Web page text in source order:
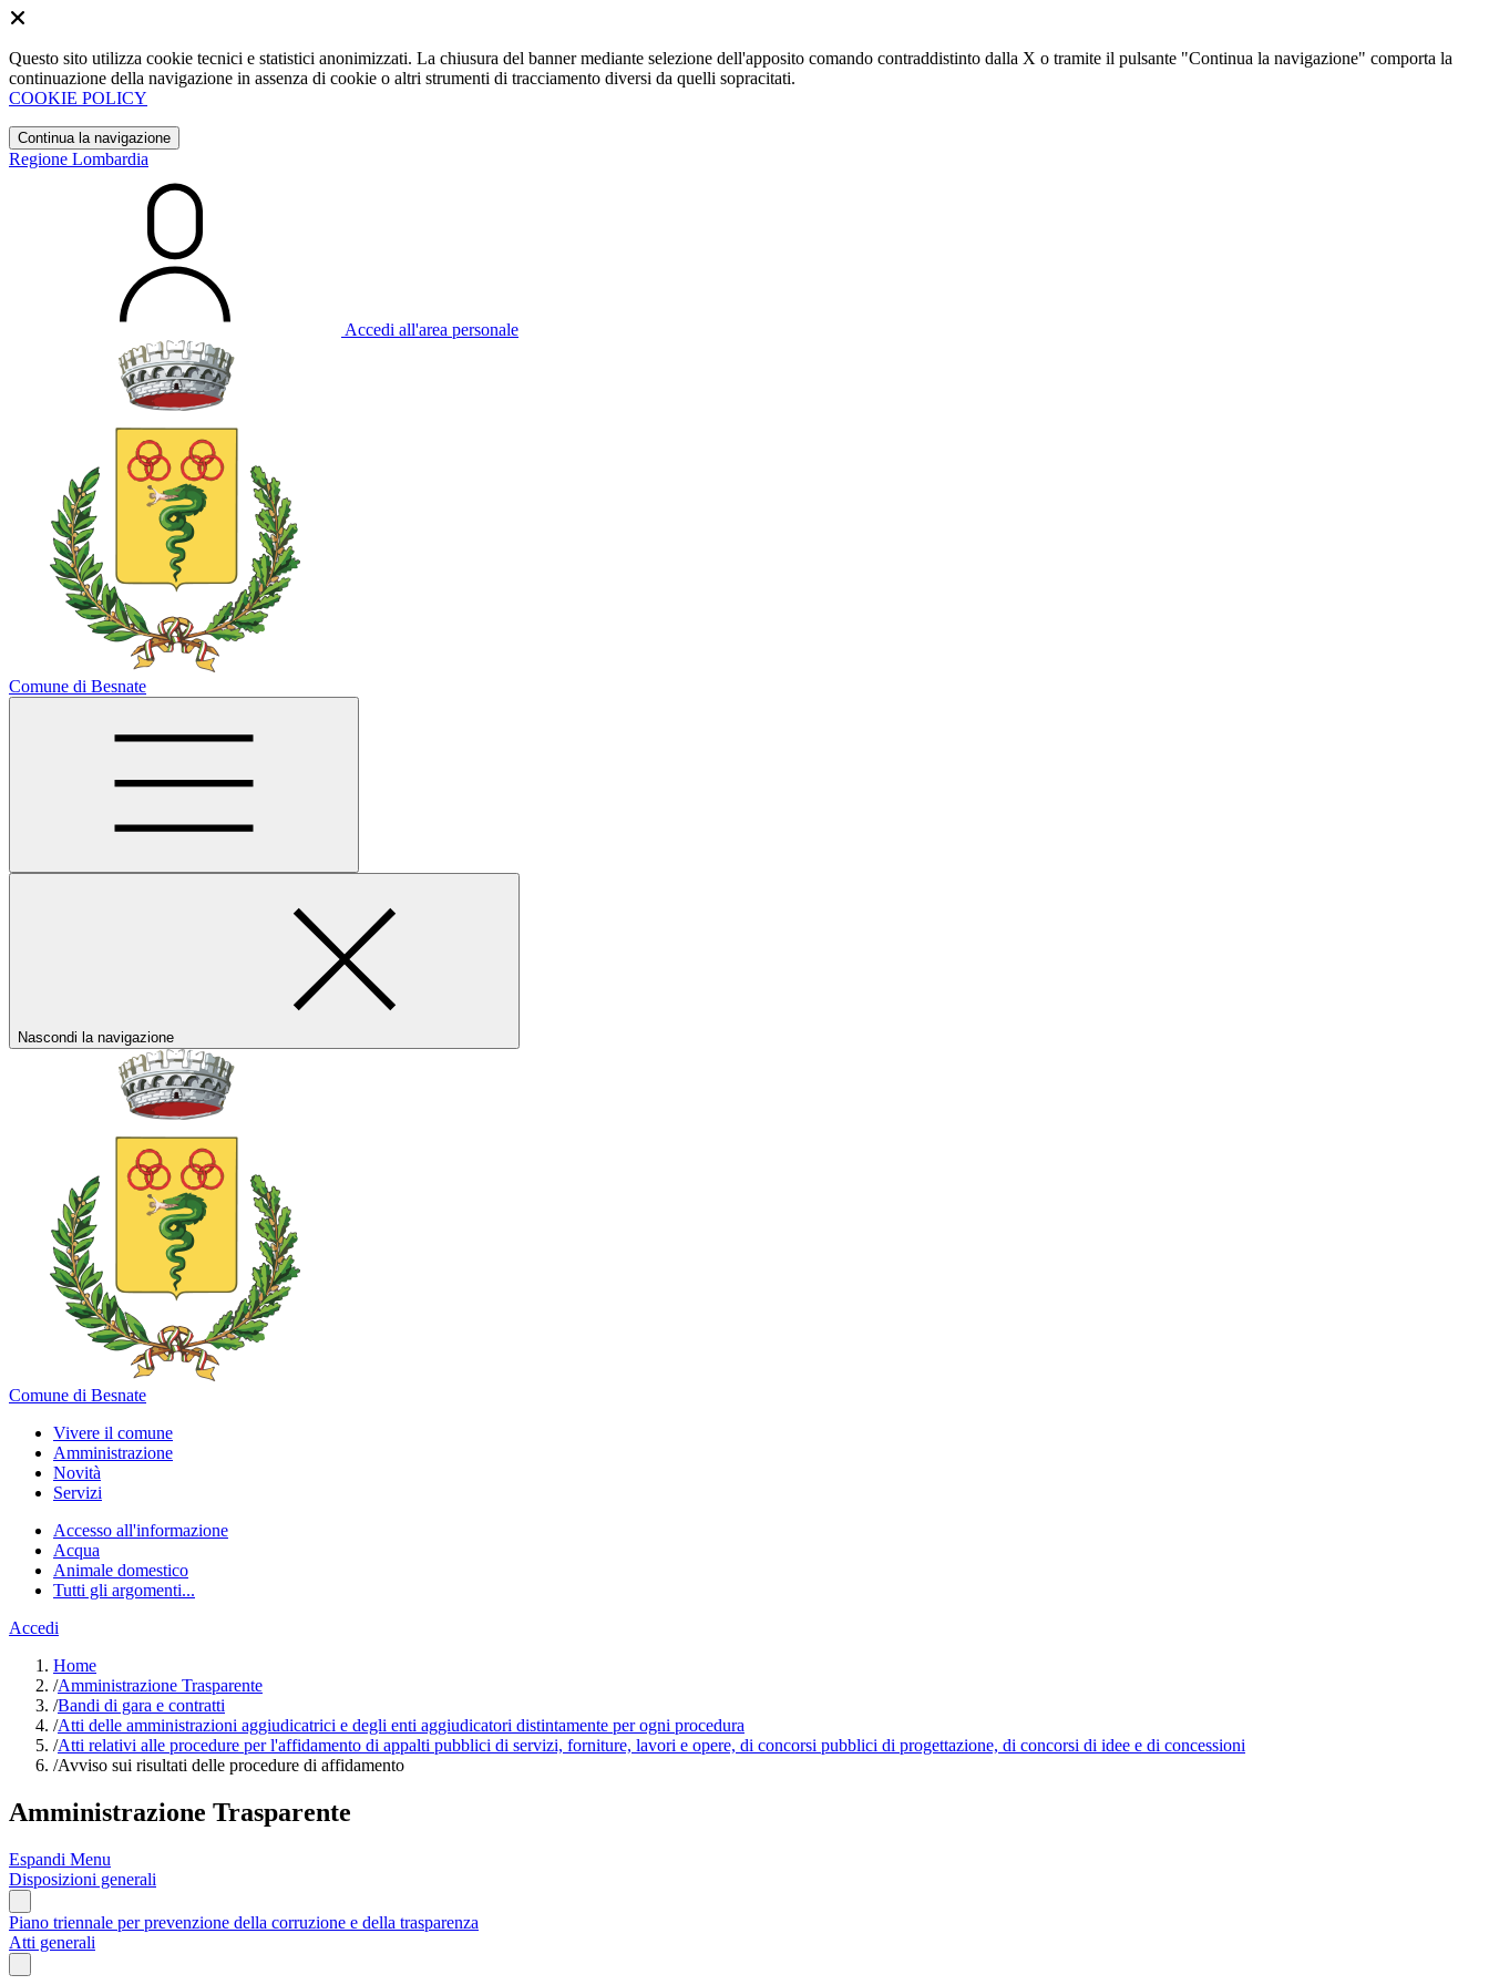
Questo sito utilizza cookie tecnici e statistici anonimizzati. La chiusura del banner mediante selezione dell'apposito comando contraddistinto dalla X o tramite il pulsante "Continua la navigazione" comporta la
continuazione della navigazione in assenza di cookie o altri strumenti di tracciamento diversi da quelli sopracitati.
COOKIE POLICY
Continua la navigazione
Regione Lombardia
Accedi all'area personale
Comune di Besnate
Nascondi la navigazione
Comune di Besnate
Vivere il comune
Amministrazione
Novità
Servizi
Accesso all'informazione
Acqua
Animale domestico
Tutti gli argomenti...
Accedi
Home
/Amministrazione Trasparente
/Bandi di gara e contratti
/Atti delle amministrazioni aggiudicatrici e degli enti aggiudicatori distintamente per ogni procedura
/Atti relativi alle procedure per l'affidamento di appalti pubblici di servizi, forniture, lavori e opere, di concorsi pubblici di progettazione, di concorsi di idee e di concessioni
/Avviso sui risultati delle procedure di affidamento
Amministrazione Trasparente
Espandi Menu
Disposizioni generali
Piano triennale per prevenzione della corruzione e della trasparenza
Atti generali